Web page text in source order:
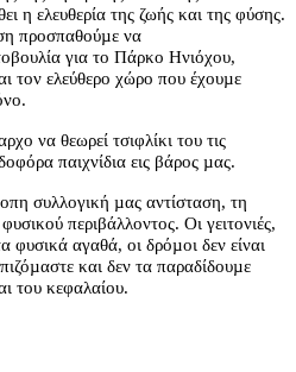
η ελευθερία της ζωής και της φύσης.
προσπαθούµε να
για το Πάρκο Ηνιόχου,
τον ελεύθερο χώρο που έχουµε
να θεωρεί τσιφλίκι του τις
παιχνίδια εις βάρος µας.
συλλογική µας αντίσταση, τη
περιβάλλοντος. Οι γειτονιές,
αγαθά, οι δρόµοι δεν είναι
και δεν τα παραδίδουµε
του κεφαλαίου.